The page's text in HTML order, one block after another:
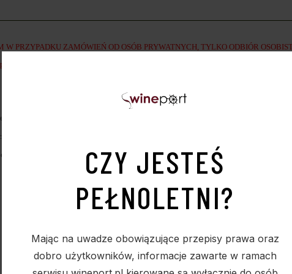
CZY JESTEŚ
PEŁNOLETNI?
Mając na uwadze obowiązujące przepisy prawa oraz
dobro użytkowników, informacje zawarte w ramach
PRZYPADKU ZAMÓWIEŃ OD OSÓB PRYWATNYCH, TYLKO ODBIÓR
zwrocie pieniędzy zostanie potrącona prowizja
czerwonej barwie.
o doskonałej, jedwabistej strukturze, długie, dobrze zbudowane.
zwierzyny łownej, serów i pasztetów.